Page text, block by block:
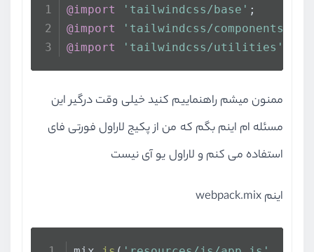
npm ERR! code ELIFECYCLE
npm ERR! errno 1
npm ERR! @ dev: `npm run
npm ERR! Failed at the @ dev
npm ERR! This is probably not a
npm ERR! A complete log of this
@import 'tailwindcss/base' ;
@import
'tailwindcss/components'
@import
'tailwindcss/utilities'
ممنون میشم راهنماییم کنید خیلی وقت درگیر این
مسئله ام اینم بگم که من از پکیج لاراول فورتی فای
استفاده می کنم و لاراول یو آی نیست
اینم webpack.mix